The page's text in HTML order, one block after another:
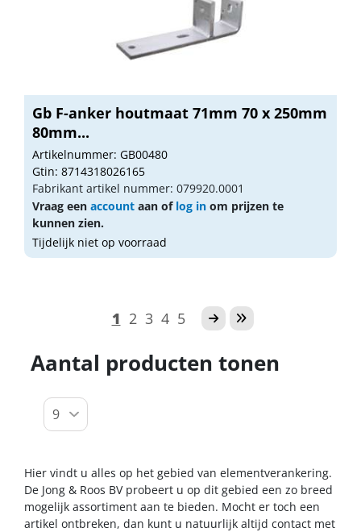
Gb F-anker houtmaat 71mm 70 x 250mm
80mm...
Artikelnummer: GB00480
Gtin: 8714318026165
Fabrikant artikel nummer: 079920.0001
Vraag een account aan of log in om prijzen te
kunnen zien.
Tijdelijk niet op voorraad
1 2 3 4 5
Aantal producten tonen
Hier vindt u alles op het gebied van elementverankering.
De Jong & Roos BV probeert u op dit gebied een zo breed
mogelijk assortiment aan te bieden. Mocht er toch een
artikel ontbreken, dan kunt u natuurlijk altijd contact met